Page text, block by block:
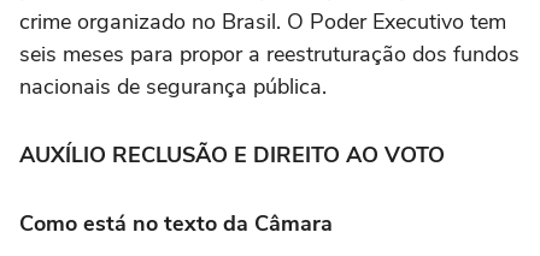
crime organizado no Brasil. O Poder Executivo tem
seis meses para propor a reestruturação dos fundos
nacionais de segurança pública.
AUXÍLIO RECLUSÃO E DIREITO AO VOTO
Como está no texto da Câmara